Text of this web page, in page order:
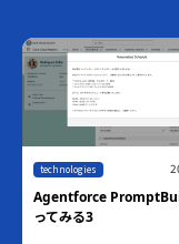
2026.03.04
PromptBuilder使
みる3